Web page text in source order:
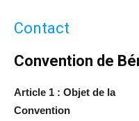
Contact
Convention de
Article 1 : Objet de la